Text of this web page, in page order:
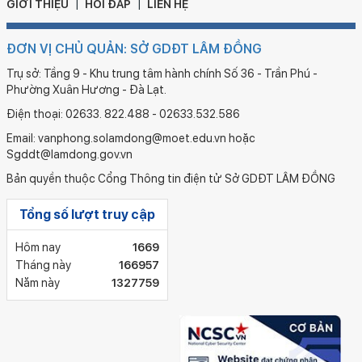
GIỚI THIỆU HỎI ĐÁP LIÊN HỆ
ĐƠN VỊ CHỦ QUẢN: SỞ GDĐT LÂM ĐỒNG
Trụ sở: Tầng 9 - Khu trung tâm hành chính Số 36 - Trần Phú -
Phường Xuân Hương - Đà Lạt.
Điện thoại: 02633. 822.488 - 02633.532.586
Email: vanphong.solamdong@moet.edu.vn hoặc
Sgddt@lamdong.gov.vn
Bản quyền thuộc Cổng Thông tin điện tử Sở GDĐT LÂM ĐỒNG
Tổng số lượt truy cập
Hôm nay
1669
Tháng này
166957
Năm này
1327759